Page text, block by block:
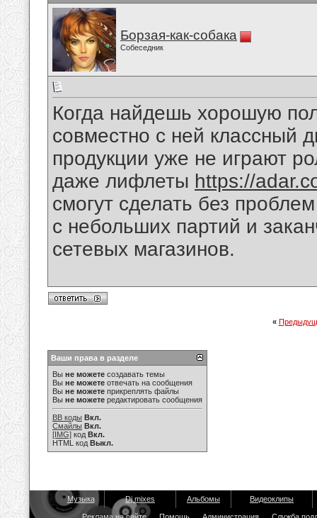
Борзая-как-собака
Собеседник
Когда найдешь хорошую
совместно с ней классный
продукции уже не играют
даже лифлеты https://
смогут сделать без
с небольших партий и
сетевых магазинов.
«
Ваши права в разделе
Вы не можете создавать темы
Вы не можете отвечать на сообщения
Вы не можете прикреплять файлы
Вы не можете редактировать сообщения
BB коды Вкл.
Смайлы Вкл.
[IMG] код Вкл.
HTML код Выкл.
Музыка Dj mixes Альбомы Видеоклипы